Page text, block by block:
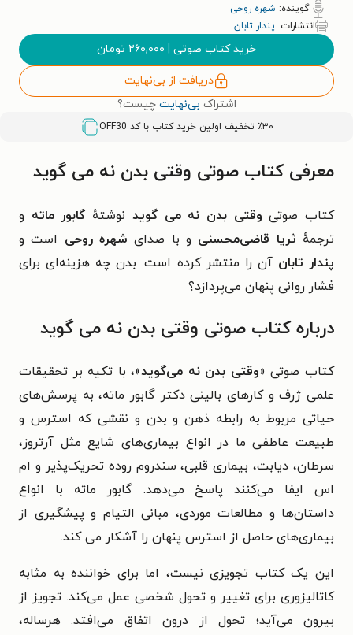
گوینده: شهره روحی
انتشارات: پندار تابان
خرید کتاب صوتی | ۲۶۰,۰۰۰ تومان
دریافت از بی‌نهایت
اشتراک بی‌نهایت چیست؟
٪۳۰ تخفیف اولین خرید کتاب با کد OFF30
معرفی کتاب صوتی وقتی بدن نه می‌ گوید
کتاب صوتی وقتی بدن نه می‌ گوید نوشتهٔ گابور ماته و
ترجمهٔ ثریا قاضی‌محسنی و با صدایشهره روحی است و
پندار تابانآن را منتشر کرده است. بدن چه هزینه‌ای برای
فشار روانی پنهان می‌پردازد؟
درباره کتاب صوتی وقتی بدن نه می‌ گوید
کتاب صوتی «وقتی بدن نه می‌گوید»، با تکیه بر تحقیقات
علمی ژرف و کارهای بالینی دکتر گابور ماته، به پرسش‌های
حیاتی مربوط به رابطه ذهن و بدن و نقشی که استرس و
طبیعت عاطفی ما در انواع بیماری‌های شایع مثل آرتروز،
سرطان، دیابت، بیماری قلبی، سندروم روده تحریک‌پذیر و ام
اس ایفا می‌کنند پاسخ می‌دهد. گابور ماته با انواع
داستان‌ها و مطالعات موردی، مبانی التیام و پیشگیری از
بیماری‌های حاصل از استرس پنهان را آشکار می کند.
این یک کتاب تجویزی نیست، اما برای خواننده به مثابه
کاتالیزوری برای تغییر و تحول شخصی عمل می‌کند. تجویز از
بیرون می‌آید؛ تحول از درون اتفاق می‌افتد. هرساله،